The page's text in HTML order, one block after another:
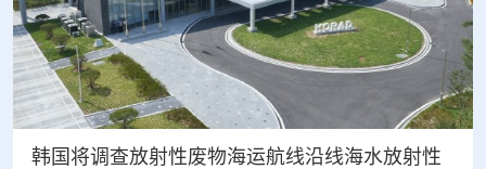
韩国将调查放射性废物海运航线沿线海水放射性